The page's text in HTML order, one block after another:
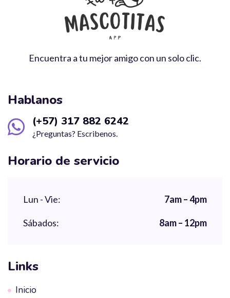
Encuentra a tu mejor amigo con un solo clic.
Hablanos
(+57) 317 882 6242
¿Preguntas? Escribenos.
Horario de servicio
Lun - Vie: 7am – 4pm
Sábados: 8am – 12pm
Links
Inicio